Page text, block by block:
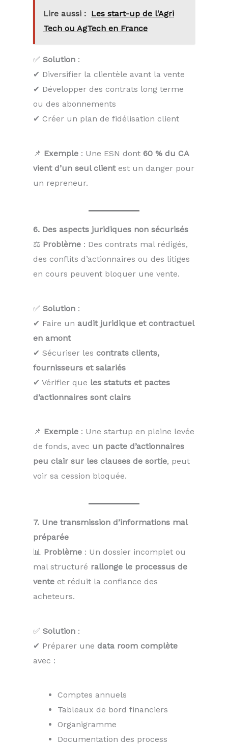
Lire aussi : Les start-up de l'Agri
Tech ou AgTech en France
✅ Solution :
✔ Diversifier la clientèle avant la vente
✔ Développer des contrats long terme
ou des abonnements
✔ Créer un plan de fidélisation client
📌 Exemple : Une ESN dont 60 % du CA
vient d’un seul clientest un danger pour
un repreneur.
6. Des aspects juridiques non sécurisés
⚖ Problème : Des contrats mal rédigés,
des conflits d’actionnaires ou des litiges
en cours peuvent bloquer une vente.
✅ Solution :
✔ Faire un audit juridique et contractuel
en amont
✔ Sécuriser les contrats clients,
fournisseurs et salariés
✔ Vérifier que les statuts et pactes
d’actionnaires sont clairs
📌 Exemple : Une startup en pleine levée
de fonds, avec un pacte d’actionnaires
peu clair sur les clauses de sortie, peut
voir sa cession bloquée.
7. Une transmission d’informations mal
préparée
📊 Problème : Un dossier incomplet ou
mal structuré rallonge le processus de
vente et réduit la confiance des
acheteurs.
✅ Solution :
✔ Préparer une data room complète
avec :
Comptes annuels
Tableaux de bord financiers
Organigramme
Documentation des process